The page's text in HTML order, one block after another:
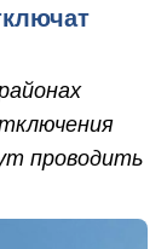
проводить